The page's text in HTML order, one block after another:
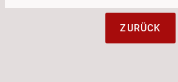
ZURÜCK